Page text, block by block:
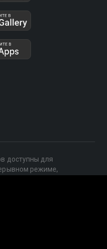
доступны для
режиме,